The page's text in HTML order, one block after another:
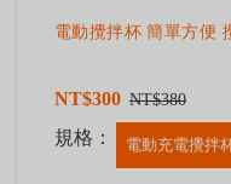
電動攪拌杯
NT$300 NT$380
規格： 電動充電攪拌